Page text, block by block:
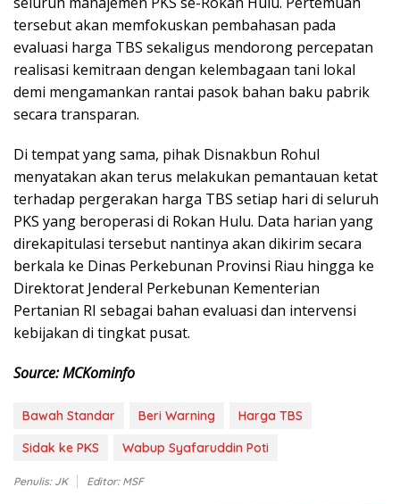
tersebut akan memfokuskan pembahasan pada
evaluasi harga TBS sekaligus mendorong percepatan
realisasi kemitraan dengan kelembagaan tani lokal
demi mengamankan rantai pasok bahan baku pabrik
secara transparan.
Di tempat yang sama, pihak Disnakbun Rohul
menyatakan akan terus melakukan pemantauan ketat
terhadap pergerakan harga TBS setiap hari di seluruh
PKS yang beroperasi di Rokan Hulu. Data harian yang
direkapitulasi tersebut nantinya akan dikirim secara
berkala ke Dinas Perkebunan Provinsi Riau hingga ke
Direktorat Jenderal Perkebunan Kementerian
Pertanian RI sebagai bahan evaluasi dan intervensi
kebijakan di tingkat pusat.
Source: MCKominfo
Bawah Standar Beri Warning
Harga TBS
Sidak ke PKS
Wabup Syafaruddin Poti
Penulis: JK Editor: MSF